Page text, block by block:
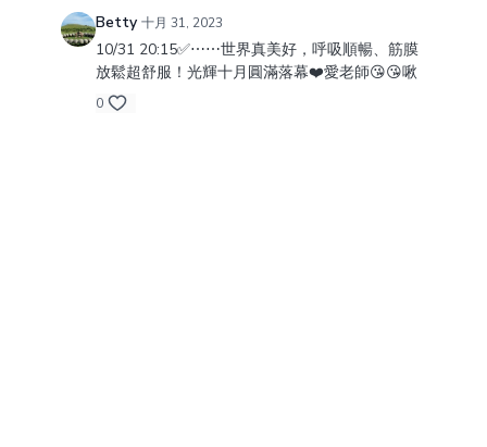
Betty 十月 31, 2023
10/31 20:15✅⋯⋯世界真美好，呼吸順暢、筋膜
放鬆超舒服！光輝十月圓滿落幕❤️愛老師😘😘啾
0